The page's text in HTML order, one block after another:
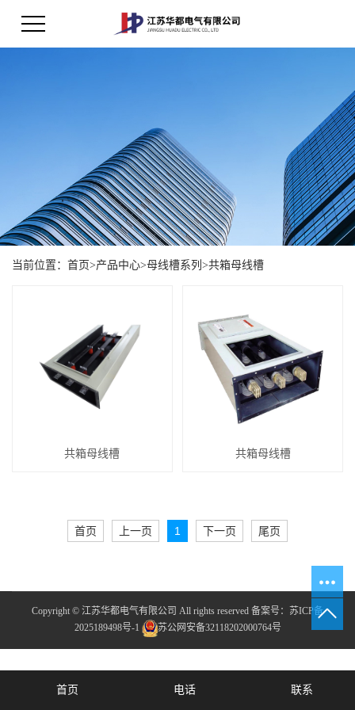
当前位置： 首页>产品中心>母线槽系列 >共箱母线槽
共箱母线槽 共箱母线槽
首页 上一页 1 下一页 尾页
Copyright © 江苏华都电气有限公司 All rights reserved 备案号： 苏ICP备
2025189498号-1
苏公网安备32118202000764号
首页 电话 联系